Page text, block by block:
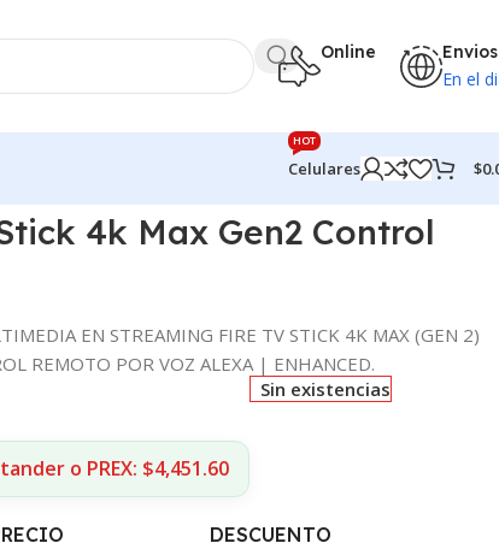
Online Envios
En el
Celulares
HOT
$
4k Max Gen2 Control
EN STREAMING FIRE TV STICK 4K MAX (GEN 2)
REMOTO POR VOZ ALEXA | ENHANCED.
o PREX: $4,451.60
Sin existencias
DESCUENTO